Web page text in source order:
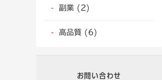
副業 (2)
高品質 (6)
お問い合わせ